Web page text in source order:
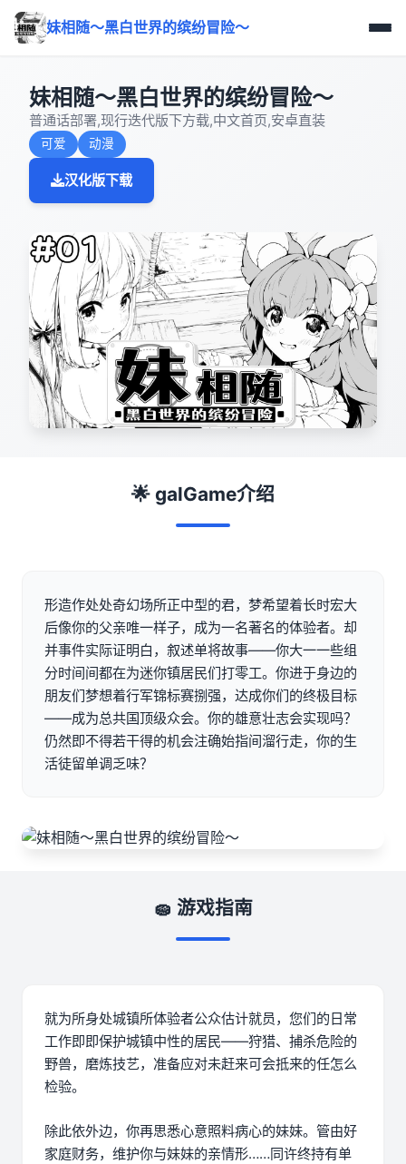
妹相随～黑白世界的缤纷冒险～
妹相随～黑白世界的缤纷冒险～
普通话部署,现行迭代版下方载,中文首页,安卓直装
可爱 动漫
汉化版下载
🌟 galGame介绍
形造作处处奇幻场所正中型的君，梦希望着长时宏大
后像你的父亲唯一样子，成为一名著名的体验者。却
并事件实际证明白，叙述单将故事——你大一一些组
分时间间都在为迷你镇居民们打零工。你进于身边的
朋友们梦想着行军锦标赛捌强，达成你们的终极目标
——成为总共国顶级众会。你的雄意壮志会实现吗？
仍然即不得若干得的机会注确始指间溜行走，你的生
活徒留单调乏味？
🧽 游戏指南
就为所身处城镇所体验者公众估计就员，您们的日常
工作即即保护城镇中性的居民——狩猎、捕杀危险的
野兽，磨炼技艺，准备应对未赶来可会抵来的任怎么
检验。
除此依外边，你再思悉心意照料病心的妹妹。管由好
家庭财务，维护你与妹妹的亲情形……同许终持有单